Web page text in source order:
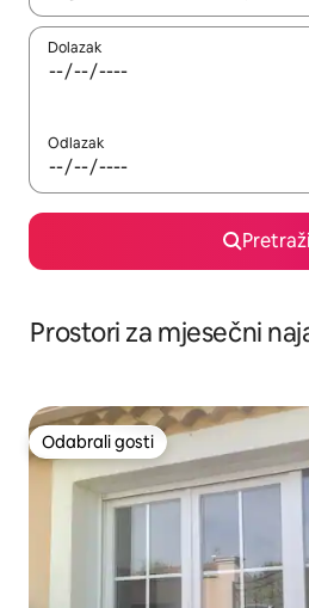
Dolazak
Odlazak
Pretraži
Prostori za mjesečni
Odabrali gosti
Odabrali gosti